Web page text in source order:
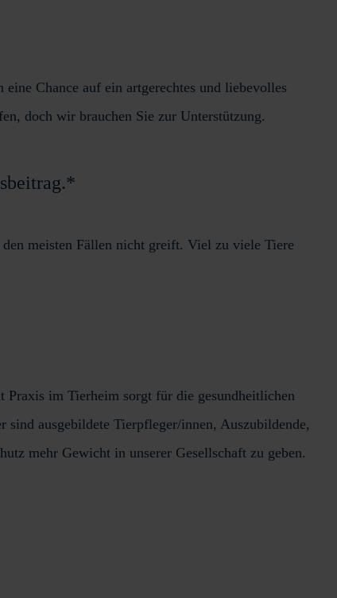
Chance auf ein artgerechtes und liebevolles
doch wir brauchen Sie zur Unterstützung.
meisten Fällen nicht greift. Viel zu viele Tiere
im Tierheim sorgt für die gesundheitlichen
sind ausgebildete Tierpfleger/innen, Auszubildende,
mehr Gewicht in unserer Gesellschaft zu geben.